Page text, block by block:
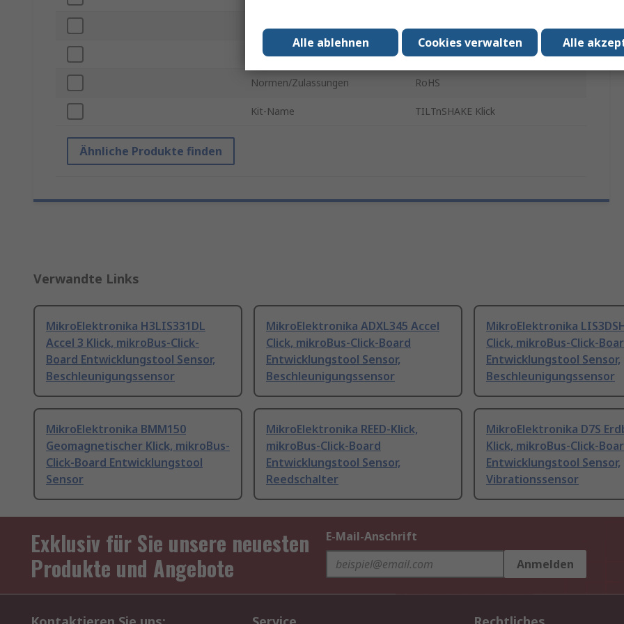
Vorgestelltes Gerät MMA8491Q
Kit-Klassifizierung mikroBus-Click-Board
Normen/Zulassungen RoHS
Kit-Name TILTnSHAKE Klick
Ähnliche Produkte finden
Verwandte Links
MikroElektronika H3LIS331DL
Accel 3 Klick, mikroBus-Click-
Board Entwicklungstool Sensor,
Beschleunigungssensor
MikroElektronika ADXL345 Accel
Click, mikroBus-Click-Board
Entwicklungstool Sensor,
Beschleunigungssensor
MikroElektronika
Click, mikroBus-Click-
Entwicklungstool Sensor,
Beschleunigungssensor
MikroElektronika BMM150
Geomagnetischer Klick, mikroBus-
Click-Board Entwicklungstool
Sensor
MikroElektronika REED-Klick,
mikroBus-Click-Board
Entwicklungstool Sensor,
Reedschalter
MikroElektronika D7S
Klick, mikroBus-Click-
Entwicklungstool Sensor,
Vibrationssensor
Exklusiv für Sie unsere neuesten
Produkte und Angebote
E-Mail-Anschrift
Anmelden
Alle
Cookies verwalten
Alle ablehnen